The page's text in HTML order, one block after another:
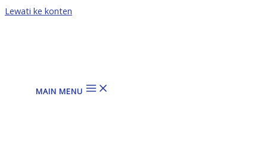
Lewati ke konten
MAIN MENU